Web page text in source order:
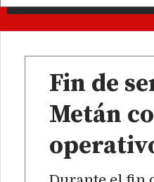
Fin de
Metán